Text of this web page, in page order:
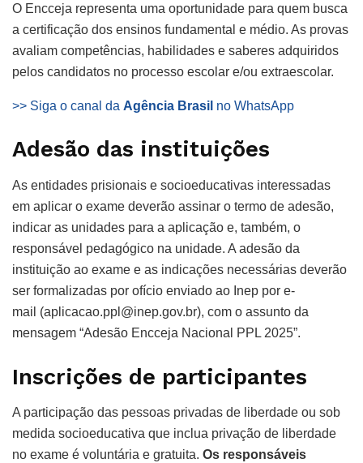
O Encceja representa uma oportunidade para quem busca
a certificação dos ensinos fundamental e médio. As provas
avaliam competências, habilidades e saberes adquiridos
pelos candidatos no processo escolar e/ou extraescolar.
>> Siga o canal da Agência Brasil no WhatsApp
Adesão das instituições
As entidades prisionais e socioeducativas interessadas
em aplicar o exame deverão assinar o termo de adesão,
indicar as unidades para a aplicação e, também, o
responsável pedagógico na unidade. A adesão da
instituição ao exame e as indicações necessárias deverão
ser formalizadas por ofício enviado ao Inep por e-
mail (aplicacao.ppl@inep.gov.br), com o assunto da
mensagem “Adesão Encceja Nacional PPL 2025”.
Inscrições de participantes
A participação das pessoas privadas de liberdade ou sob
medida socioeducativa que inclua privação de liberdade
no exame é voluntária e gratuita. Os responsáveis